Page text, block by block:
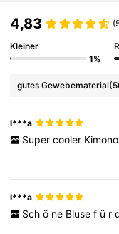
4,83
Kleiner
1%
gutes Gewebematerial
l***a
Super cooler Kimono
l***a
Sch ö ne Bluse f ü r